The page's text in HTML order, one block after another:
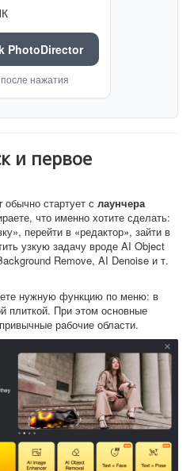
PhotoDirector
нажатия
и первое
стартует с лаунчера
что именно хотите сделать:
перейти в «редактор», зайти в
узкую задачу вроде AI Object
Remove, AI Denoise и т.
нужную функцию по меню: в
плиткой. При этом основные
рабочие области.